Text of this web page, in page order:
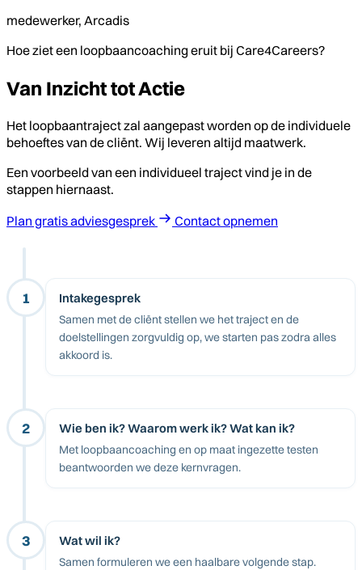
medewerker, Arcadis
Hoe ziet een loopbaancoaching eruit bij Care4Careers?
Van Inzicht tot Actie
Het loopbaantraject zal aangepast worden op de individuele
behoeftes van de cliënt. Wij leveren altijd maatwerk.
Een voorbeeld van een individueel traject vind je in de
stappen hiernaast.
Plan gratis adviesgesprek
Contact opnemen
1 Intakegesprek
Samen met de cliënt stellen we het traject en de
doelstellingen zorgvuldig op, we starten pas zodra alles
akkoord is.
2 Wie ben ik? Waarom werk ik? Wat kan ik?
Met loopbaancoaching en op maat ingezette testen
beantwoorden we deze kernvragen.
3 Wat wil ik?
Samen formuleren we een haalbare volgende stap.